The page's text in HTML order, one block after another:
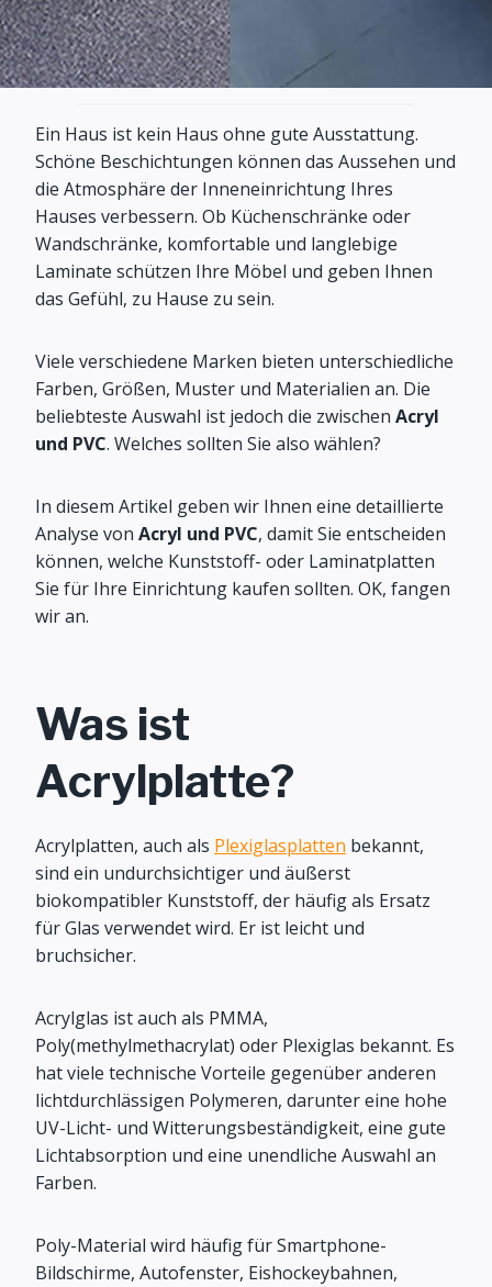
Ein Haus ist kein Haus ohne gute Ausstattung.
Schöne Beschichtungen können das Aussehen und
die Atmosphäre der Inneneinrichtung Ihres
Hauses verbessern. Ob Küchenschränke oder
Wandschränke, komfortable und langlebige
Laminate schützen Ihre Möbel und geben Ihnen
das Gefühl, zu Hause zu sein.
Viele verschiedene Marken bieten unterschiedliche
Farben, Größen, Muster und Materialien an. Die
beliebteste Auswahl ist jedoch die zwischen Acryl
und PVC. Welches sollten Sie also wählen?
In diesem Artikel geben wir Ihnen eine detaillierte
Analyse von Acryl und PVC, damit Sie entscheiden
können, welche Kunststoff- oder Laminatplatten
Sie für Ihre Einrichtung kaufen sollten. OK, fangen
wir an.
Was ist
Acrylplatte?
Acrylplatten, auch als Plexiglasplatten bekannt,
sind ein undurchsichtiger und äußerst
biokompatibler Kunststoff, der häufig als Ersatz
für Glas verwendet wird. Er ist leicht und
bruchsicher.
Acrylglas ist auch als PMMA,
Poly(methylmethacrylat) oder Plexiglas bekannt. Es
hat viele technische Vorteile gegenüber anderen
lichtdurchlässigen Polymeren, darunter eine hohe
UV-Licht- und Witterungsbeständigkeit, eine gute
Lichtabsorption und eine unendliche Auswahl an
Farben.
Poly-Material wird häufig für Smartphone-
Bildschirme, Autofenster, Eishockeybahnen,